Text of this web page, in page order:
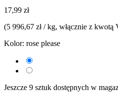
17,99 zł
(5 996,67 zł / kg, włącznie z kwotą
Kolor: rose please
Jeszcze 9 sztuk dostępnych w